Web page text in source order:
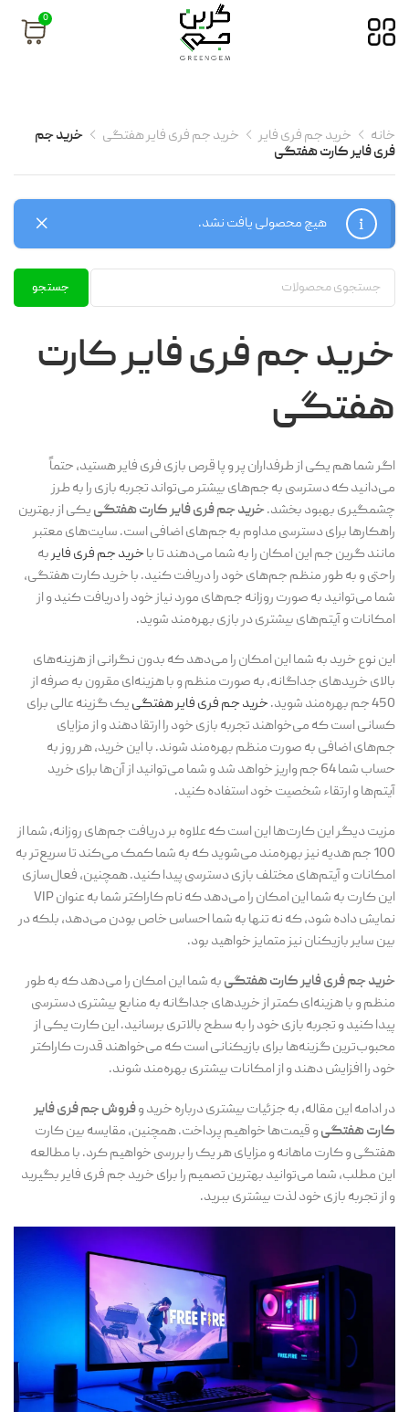
0
خانه خرید جم فری فایر خرید جم فری فایر هفتگی
خرید جم
فری فایر کارت هفتگی
هیچ محصولی یافت نشد.
جستجو
خرید جم فری فایر کارت
هفتگی
اگر شما هم یکی از طرفداران پر و پا قرص بازی فری فایر هستید، حتماً
می‌دانید که دسترسی به جم‌های بیشتر می‌تواند تجربه بازی را به طرز
چشمگیری بهبود بخشد.خرید جم فری فایر کارت هفتگییکی از بهترین
راهکارها برای دسترسی مداوم به جم‌های اضافی است. سایت‌های معتبر
مانند گرین جم این امکان را به شما می‌دهند تا باخرید جم فری فایربه
راحتی و به طور منظم جم‌های خود را دریافت کنید. با خرید کارت هفتگی،
شما می‌توانید به صورت روزانه جم‌های مورد نیاز خود را دریافت کنید و از
امکانات و آیتم‌های بیشتری در بازی بهره‌مند شوید.
این نوع خرید به شما این امکان را می‌دهد که بدون نگرانی از هزینه‌های
بالای خریدهای جداگانه، به صورت منظم و با هزینه‌ای مقرون به صرفه از
450 جم بهره‌مند شوید.
خرید جم فری فایر هفتگییک گزینه عالی برای
کسانی است که می‌خواهند تجربه بازی خود را ارتقا دهند و از مزایای
جم‌های اضافی به صورت منظم بهره‌مند شوند. با این خرید، هر روز به
حساب شما 64 جم واریز خواهد شد و شما می‌توانید از آن‌ها برای خرید
آیتم‌ها و ارتقاء شخصیت خود استفاده کنید.
مزیت دیگر این کارت‌ها این است که علاوه بر دریافت جم‌های روزانه، شما از
100 جم هدیه نیز بهره‌مند می‌شوید که به شما کمک می‌کند تا سریع‌تر به
امکانات و آیتم‌های مختلف بازی دسترسی پیدا کنید. همچنین، فعال‌سازی
این کارت به شما این امکان را می‌دهد که نام کاراکتر شما به عنوان VIP
نمایش داده شود، که نه تنها به شما احساس خاص بودن می‌دهد، بلکه در
بین سایر بازیکنان نیز متمایز خواهید بود.
خرید جم فری فایر کارت هفتگیبه شما این امکان را می‌دهد که به طور
منظم و با هزینه‌ای کمتر از خریدهای جداگانه به منابع بیشتری دسترسی
پیدا کنید و تجربه بازی خود را به سطح بالاتری برسانید. این کارت یکی از
محبوب‌ترین گزینه‌ها برای بازیکنانی است که می‌خواهند قدرت کاراکتر
خود را افزایش دهند و از امکانات بیشتری بهره‌مند شوند.
در ادامه این مقاله، به جزئیات بیشتری درباره خرید وفروش جم فری فایر
کارت هفتگیو قیمت‌ها خواهیم پرداخت. همچنین، مقایسه بین کارت
هفتگی و کارت ماهانه و مزایای هر یک را بررسی خواهیم کرد. با مطالعه
این مطلب، شما می‌توانید بهترین تصمیم را برای خرید جم فری فایر بگیرید
و از تجربه بازی خود لذت بیشتری ببرید.